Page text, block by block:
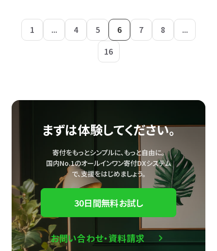
1 ... 4 5 6 7 8
...
16
まずは体験してください。
寄付をもっとシンプルに、もっと自由に。
国内No.1のオールインワン寄付DXシステム
で、支援をはじめましょう。
30日間無料お試し
お問い合わせ・資料請求